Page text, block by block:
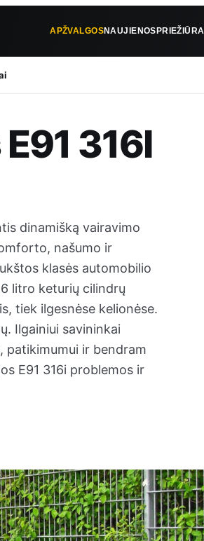
APŽVALGOSNAUJIENOSPRIEŽIŪRA
316I
dinamišką vairavimo
našumo ir
klasės automobilio
litro keturių cilindrų
tiek ilgesnėse kelionėse.
Ilgainiui savininkai
patikimumui ir bendram
E91 316i problemos ir